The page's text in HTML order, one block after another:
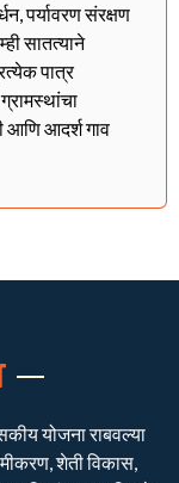
पर्यावरण संरक्षण
सातत्याने
पात्र
आणि आदर्श गाव
योजना राबवल्या
शेती विकास,